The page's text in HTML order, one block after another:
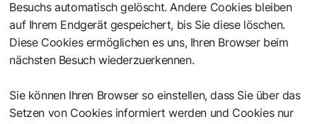
Besuchs automatisch gelöscht. Andere Cookies bleiben
auf Ihrem Endgerät gespeichert, bis Sie diese löschen.
Diese Cookies ermöglichen es uns, Ihren Browser beim
nächsten Besuch wiederzuerkennen.
Sie können Ihren Browser so einstellen, dass Sie über das
Setzen von Cookies informiert werden und Cookies nur